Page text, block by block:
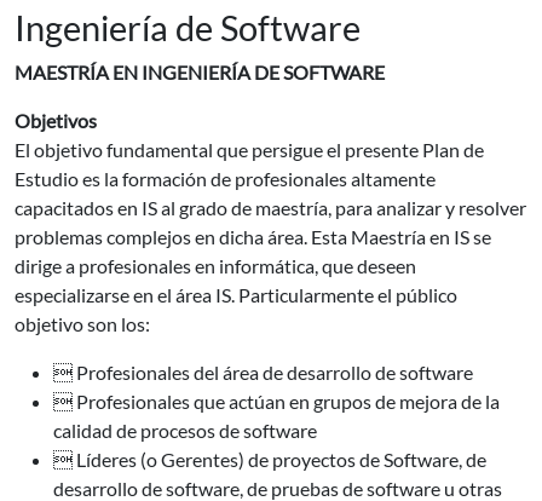
Ingeniería de Software
MAESTRÍA EN INGENIERÍA DE SOFTWARE
Objetivos
El objetivo fundamental que persigue el presente Plan de
Estudio es la formación de profesionales altamente
capacitados en IS al grado de maestría, para analizar y resolver
problemas complejos en dicha área. Esta Maestría en IS se
dirige a profesionales en informática, que deseen
especializarse en el área IS. Particularmente el público
objetivo son los:
 Profesionales del área de desarrollo de software
 Profesionales que actúan en grupos de mejora de la
calidad de procesos de software
 Líderes (o Gerentes) de proyectos de Software, de
desarrollo de software, de pruebas de software u otras